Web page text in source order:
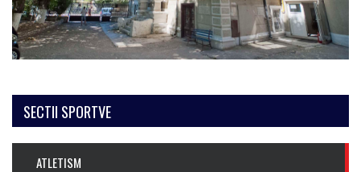
SECTII SPORTVE
ATLETISM